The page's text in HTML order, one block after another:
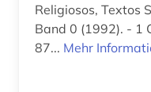
dialekt (1)
Religiosos, Textos
Band 0 (1992). - 1
87... Mehr